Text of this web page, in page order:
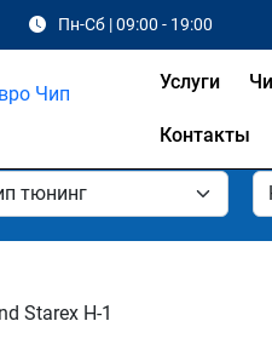
Пн-Сб | 09:00 - 19:00
Услуги
Контакты
Starex H-1